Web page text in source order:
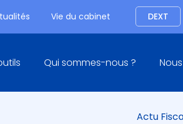
Vie du cabinet DEXT
Qui sommes-nous ?
DU
Blog
Actu